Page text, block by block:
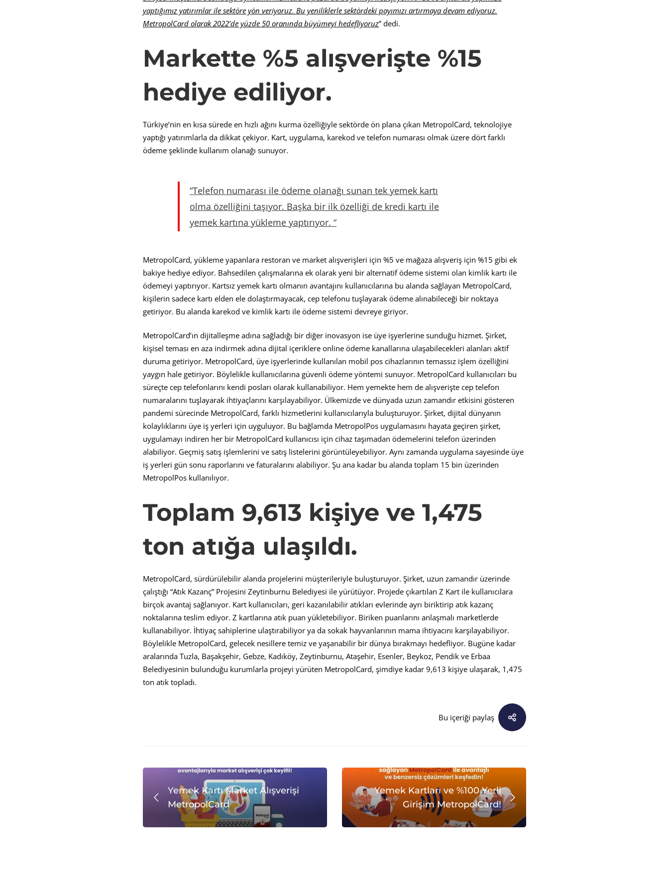
yaptığımız yatırımlar ile sektöre yön veriyoruz. Bu yeniliklerle sektördeki payımızı artırmaya devam ediyoruz.
MetropolCard olarak 2022’de yüzde 50 oranında büyümeyi hedefliyoruz” dedi.
Markette %5 alışverişte %15
hediye ediliyor.
Türkiye’nin en kısa sürede en hızlı ağını kurma özelliğiyle sektörde ön plana çıkan MetropolCard, teknolojiye
yaptığı yatırımlarla da dikkat çekiyor. Kart, uygulama, karekod ve telefon numarası olmak üzere dört farklı
ödeme şeklinde kullanım olanağı sunuyor.
“Telefon numarası ile ödeme olanağı sunan tek yemek kartı
olma özelliğini taşıyor. Başka bir ilk özelliği de kredi kartı ile
yemek kartına yükleme yaptırıyor. “
MetropolCard, yükleme yapanlara restoran ve market alışverişleri için %5 ve mağaza alışveriş için %15 gibi ek
bakiye hediye ediyor. Bahsedilen çalışmalarına ek olarak yeni bir alternatif ödeme sistemi olan kimlik kartı ile
ödemeyi yaptırıyor. Kartsız yemek kartı olmanın avantajını kullanıcılarına bu alanda sağlayan MetropolCard,
kişilerin sadece kartı elden ele dolaştırmayacak, cep telefonu tuşlayarak ödeme alınabileceği bir noktaya
getiriyor. Bu alanda karekod ve kimlik kartı ile ödeme sistemi devreye giriyor.
MetropolCard’ın dijitalleşme adına sağladığı bir diğer inovasyon ise üye işyerlerine sunduğu hizmet. Şirket,
kişisel teması en aza indirmek adına dijital içeriklere online ödeme kanallarına ulaşabilecekleri alanları aktif
duruma getiriyor. MetropolCard, üye işyerlerinde kullanılan mobil pos cihazlarının temassız işlem özelliğini
yaygın hale getiriyor. Böylelikle kullanıcılarına güvenli ödeme yöntemi sunuyor. MetropolCard kullanıcıları bu
süreçte cep telefonlarını kendi posları olarak kullanabiliyor. Hem yemekte hem de alışverişte cep telefon
numaralarını tuşlayarak ihtiyaçlarını karşılayabiliyor. Ülkemizde ve dünyada uzun zamandır etkisini gösteren
pandemi sürecinde MetropolCard, farklı hizmetlerini kullanıcılarıyla buluşturuyor. Şirket, dijital dünyanın
kolaylıklarını üye iş yerleri için uyguluyor. Bu bağlamda MetropolPos uygulamasını hayata geçiren şirket,
uygulamayı indiren her bir MetropolCard kullanıcısı için cihaz taşımadan ödemelerini telefon üzerinden
alabiliyor. Geçmiş satış işlemlerini ve satış listelerini görüntüleyebiliyor. Aynı zamanda uygulama sayesinde üye
iş yerleri gün sonu raporlarını ve faturalarını alabiliyor. Şu ana kadar bu alanda toplam 15 bin üzerinden
MetropolPos kullanılıyor.
Toplam 9,613 kişiye ve 1,475
ton atığa ulaşıldı.
MetropolCard, sürdürülebilir alanda projelerini müşterileriyle buluşturuyor. Şirket, uzun zamandır üzerinde
çalıştığı “Atık Kazanç” Projesini Zeytinburnu Belediyesi ile yürütüyor. Projede çıkartılan Z Kart ile kullanıcılara
birçok avantaj sağlanıyor. Kart kullanıcıları, geri kazanılabilir atıkları evlerinde ayrı biriktirip atık kazanç
noktalarına teslim ediyor. Z kartlarına atık puan yükletebiliyor. Biriken puanlarını anlaşmalı marketlerde
kullanabiliyor. İhtiyaç sahiplerine ulaştırabiliyor ya da sokak hayvanlarının mama ihtiyacını karşılayabiliyor.
Böylelikle MetropolCard, gelecek nesillere temiz ve yaşanabilir bir dünya bırakmayı hedefliyor. Bugüne kadar
aralarında Tuzla, Başakşehir, Gebze, Kadıköy, Zeytinburnu, Ataşehir, Esenler, Beykoz, Pendik ve Erbaa
Belediyesinin bulunduğu kurumlarla projeyi yürüten MetropolCard, şimdiye kadar 9,613 kişiye ulaşarak, 1,475
ton atık topladı.
Bu içeriği paylaş
Yemek Kartı Market Alışverişi
MetropolCard
Yemek Kartları ve %100 Yerli
Girişim MetropolCard!